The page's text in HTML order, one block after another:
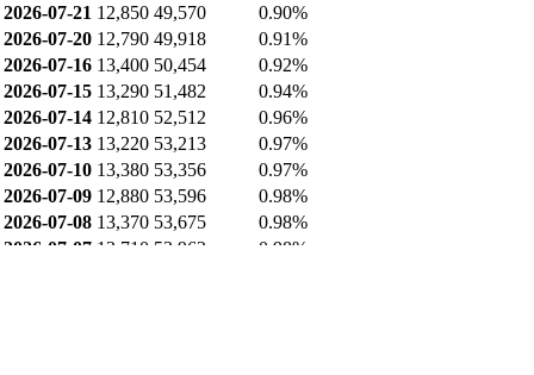
2026-07-21 12,850 49,570
0.90%
2026-07-20 12,790 49,918
0.91%
2026-07-16 13,400 50,454
0.92%
2026-07-15 13,290 51,482
0.94%
2026-07-14 12,810 52,512
0.96%
2026-07-13 13,220 53,213
0.97%
2026-07-10 13,380 53,356
0.97%
2026-07-09 12,880 53,596
0.98%
2026-07-08 13,370 53,675
0.98%
2026-07-07 13,710 53,962 0.98%